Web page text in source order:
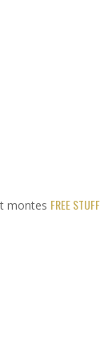
montes FREE STUFF